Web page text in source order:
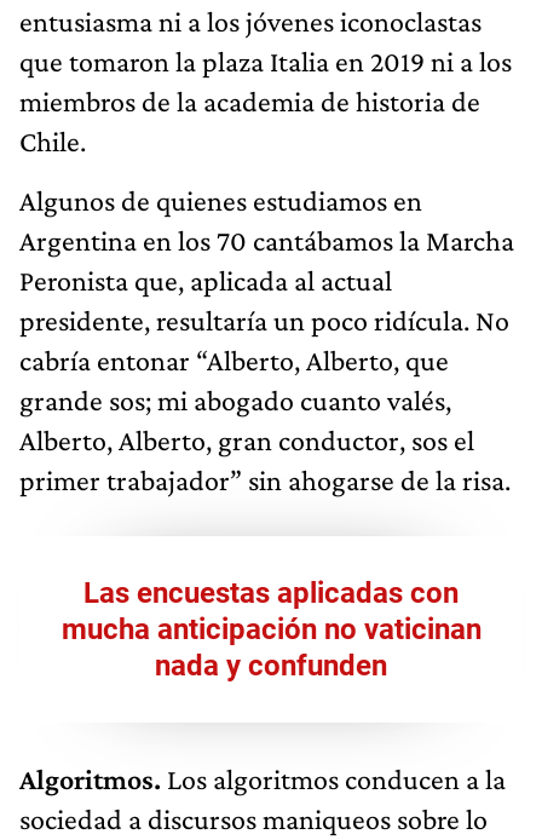
entusiasma ni a los jóvenes iconoclastas
que tomaron la plaza Italia en 2019 ni a los
miembros de la academia de historia de
Chile.
Algunos de quienes estudiamos en
Argentina en los 70 cantábamos la Marcha
Peronista que, aplicada al actual
presidente, resultaría un poco ridícula. No
cabría entonar “Alberto, Alberto, que
grande sos; mi abogado cuanto valés,
Alberto, Alberto, gran conductor, sos el
primer trabajador” sin ahogarse de la risa.
Las encuestas aplicadas con
mucha anticipación no vaticinan
nada y confunden
Algoritmos. Los algoritmos conducen a la
sociedad a discursos maniqueos sobre lo